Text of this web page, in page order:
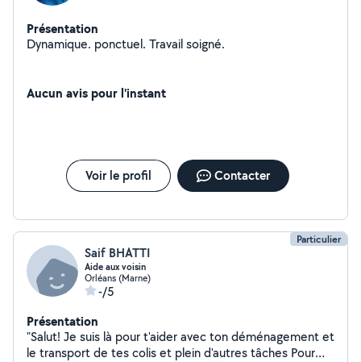
Présentation
Dynamique. ponctuel. Travail soigné.
Aucun avis pour l'instant
Voir le profil Contacter
Particulier
Saif BHATTI
Aide aux voisin
Orléans (Marne)
-/5
Présentation
"Salut! Je suis là pour t'aider avec ton déménagement et
le transport de tes colis et plein d'autres tâches Pour